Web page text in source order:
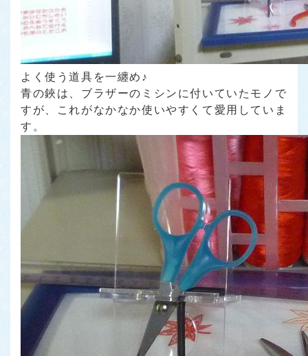
よく使う道具を一纏め♪
青の鋏は、ブラザーのミシンに付いていたモノで
すが、これがなかなか使いやすくて愛用していま
す。